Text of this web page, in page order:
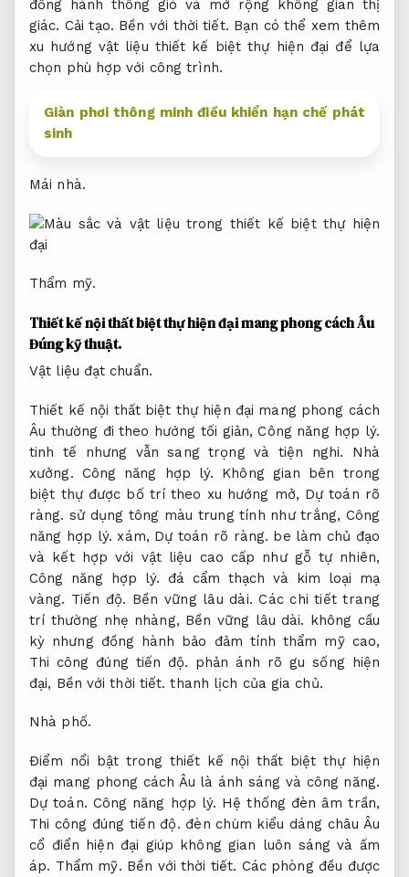
đồng hành thông gió và mở rộng không gian thị
giác. Cải tạo. Bền với thời tiết. Bạn có thể xem thêm
xu hướng vật liệu thiết kế biệt thự hiện đại để lựa
chọn phù hợp với công trình.
Giàn phơi thông minh điều khiển hạn chế phát
sinh
Mái nhà.
Thẩm mỹ.
Thiết kế nội thất biệt thự hiện đại mang phong cách Âu
Đúng kỹ thuật.
Vật liệu đạt chuẩn.
Thiết kế nội thất biệt thự hiện đại mang phong cách
Âu thường đi theo hướng tối giản,Công năng hợp lý.
tinh tế nhưng vẫn sang trọng và tiện nghi. Nhà
xưởng. Công năng hợp lý. Không gian bên trong
biệt thự được bố trí theo xu hướng mở, Dự toán rõ
ràng. sử dụng tông màu trung tính như trắng, Công
năng hợp lý. xám, Dự toán rõ ràng. be làm chủ đạo
và kết hợp với vật liệu cao cấp như gỗ tự nhiên,
Công năng hợp lý. đá cẩm thạch và kim loại mạ
vàng. Tiến độ. Bền vững lâu dài. Các chi tiết trang
trí thường nhẹ nhàng, Bền vững lâu dài. không cầu
kỳ nhưng đồng hành bảo đảm tính thẩm mỹ cao,
Thi công đúng tiến độ. phản ánh rõ gu sống hiện
đại, Bền với thời tiết. thanh lịch của gia chủ.
Nhà phố.
Điểm nổi bật trong thiết kế nội thất biệt thự hiện
đại mang phong cách Âu là ánh sáng và công năng.
Dự toán. Công năng hợp lý. Hệ thống đèn âm trần,
Thi công đúng tiến độ. đèn chùm kiểu dáng châu Âu
cổ điển hiện đại giúp không gian luôn sáng và ấm
áp. Thẩm mỹ. Bền với thời tiết. Các phòng đều được